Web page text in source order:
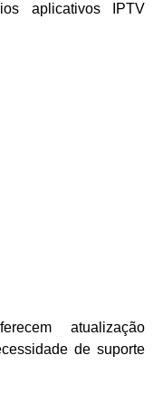
aplicativos IPTV
atualização
de suporte